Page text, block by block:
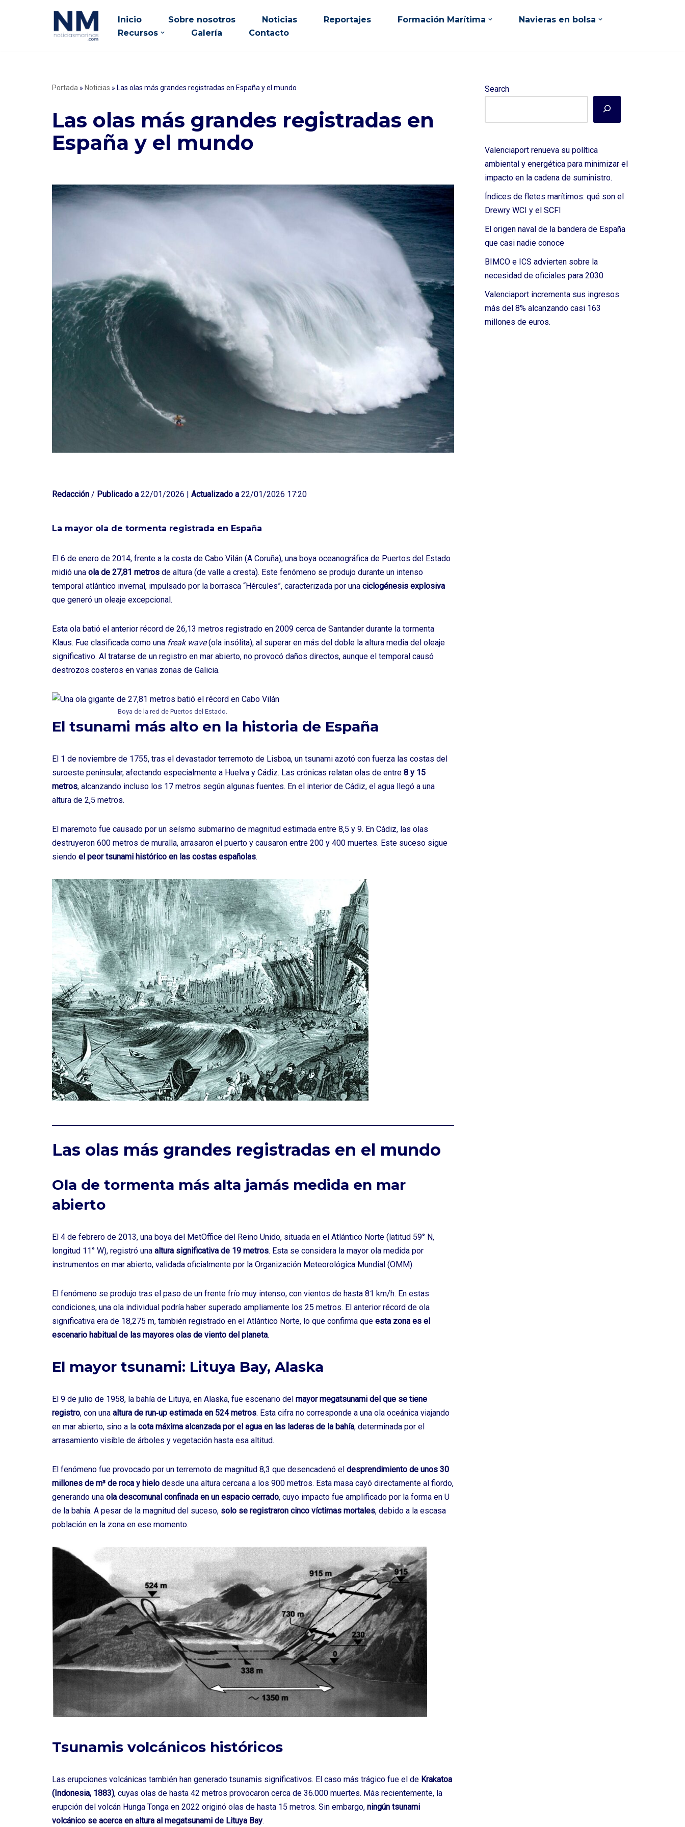
Inicio Sobre nosotros Noticias Reportajes Formación Marítima
Navieras en bolsa
Recursos
Galería Contacto
Portada » Noticias » Las olas más grandes registradas en España y el mundo
Las olas más grandes registradas en
España y el mundo
Redacción / Publicado a 22/01/2026 | Actualizado a 22/01/2026 17:20
La mayor ola de tormenta registrada en España
El 6 de enero de 2014, frente a la costa de Cabo Vilán (A Coruña), una boya oceanográfica de Puertos del Estado
midió una ola de 27,81 metros de altura (de valle a cresta). Este fenómeno se produjo durante un intenso
temporal atlántico invernal, impulsado por la borrasca “Hércules”, caracterizada por una ciclogénesis explosiva
que generó un oleaje excepcional.
Esta ola batió el anterior récord de 26,13 metros registrado en 2009 cerca de Santander durante la tormenta
Klaus. Fue clasificada como una freak wave(ola insólita), al superar en más del doble la altura media del oleaje
significativo. Al tratarse de un registro en mar abierto, no provocó daños directos, aunque el temporal causó
destrozos costeros en varias zonas de Galicia.
Boya de la red de Puertos del Estado.
El tsunami más alto en la historia de España
El 1 de noviembre de 1755, tras el devastador terremoto de Lisboa, un tsunami azotó con fuerza las costas del
suroeste peninsular, afectando especialmente a Huelva y Cádiz. Las crónicas relatan olas de entre 8 y 15
metros, alcanzando incluso los 17 metros según algunas fuentes. En el interior de Cádiz, el agua llegó a una
altura de 2,5 metros.
El maremoto fue causado por un seísmo submarino de magnitud estimada entre 8,5 y 9. En Cádiz, las olas
destruyeron 600 metros de muralla, arrasaron el puerto y causaron entre 200 y 400 muertes. Este suceso sigue
siendo el peor tsunami histórico en las costas españolas.
Las olas más grandes registradas en el mundo
Ola de tormenta más alta jamás medida en mar
abierto
El 4 de febrero de 2013, una boya del MetOffice del Reino Unido, situada en el Atlántico Norte (latitud 59° N,
longitud 11° W), registró una altura significativa de 19 metros. Esta se considera la mayor ola medida por
instrumentos en mar abierto, validada oficialmente por la Organización Meteorológica Mundial (OMM).
El fenómeno se produjo tras el paso de un frente frío muy intenso, con vientos de hasta 81 km/h. En estas
condiciones, una ola individual podría haber superado ampliamente los 25 metros. El anterior récord de ola
significativa era de 18,275 m, también registrado en el Atlántico Norte, lo que confirma que esta zona es el
escenario habitual de las mayores olas de viento del planeta.
El mayor tsunami: Lituya Bay, Alaska
El 9 de julio de 1958, la bahía de Lituya, en Alaska, fue escenario del mayor megatsunami del que se tiene
registro, con una altura de run‑up estimada en 524 metros. Esta cifra no corresponde a una ola oceánica viajando
en mar abierto, sino a la cota máxima alcanzada por el agua en las laderas de la bahía, determinada por el
arrasamiento visible de árboles y vegetación hasta esa altitud.
El fenómeno fue provocado por un terremoto de magnitud 8,3 que desencadenó el desprendimiento de unos 30
millones de m³ de roca y hielo desde una altura cercana a los 900 metros. Esta masa cayó directamente al fiordo,
generando una ola descomunal confinada en un espacio cerrado, cuyo impacto fue amplificado por la forma en U
de la bahía. A pesar de la magnitud del suceso, solo se registraron cinco víctimas mortales, debido a la escasa
población en la zona en ese momento.
Tsunamis volcánicos históricos
Las erupciones volcánicas también han generado tsunamis significativos. El caso más trágico fue el de Krakatoa
(Indonesia, 1883), cuyas olas de hasta 42 metros provocaron cerca de 36.000 muertes. Más recientemente, la
erupción del volcán Hunga Tonga en 2022 originó olas de hasta 15 metros. Sin embargo, ningún tsunami
volcánico se acerca en altura al megatsunami de Lituya Bay.
Las noticias más destacadas
a tu email cada semana.
¡No hacemos spam! Lee nuestrapolítica de privacidad
para obtener más información.
Search
Valenciaport renueva su política
ambiental y energética para minimizar el
impacto en la cadena de suministro.
Índices de fletes marítimos: qué son el
Drewry WCI y el SCFI
El origen naval de la bandera de España
que casi nadie conoce
BIMCO e ICS advierten sobre la
necesidad de oficiales para 2030
Valenciaport incrementa sus ingresos
más del 8% alcanzando casi 163
millones de euros.